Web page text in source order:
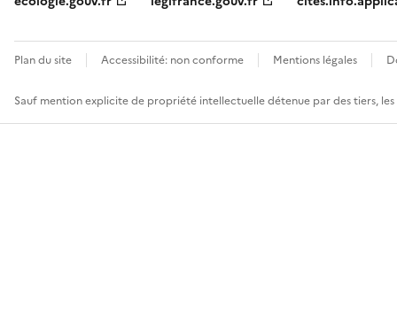
Plan du site Accessibilité: non conforme Mentions légales
Sauf mention explicite de propriété intellectuelle détenue par des tiers,